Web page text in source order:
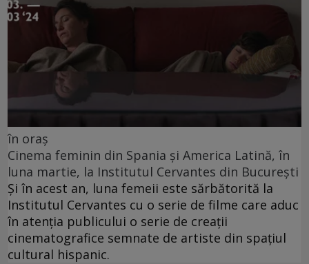
în oraș
Cinema feminin din Spania și America Latină, în
luna martie, la Institutul Cervantes din București
Și în acest an, luna femeii este sărbătorită la
Institutul Cervantes cu o serie de filme care aduc
în atenția publicului o serie de creații
cinematografice semnate de artiste din spațiul
cultural hispanic.